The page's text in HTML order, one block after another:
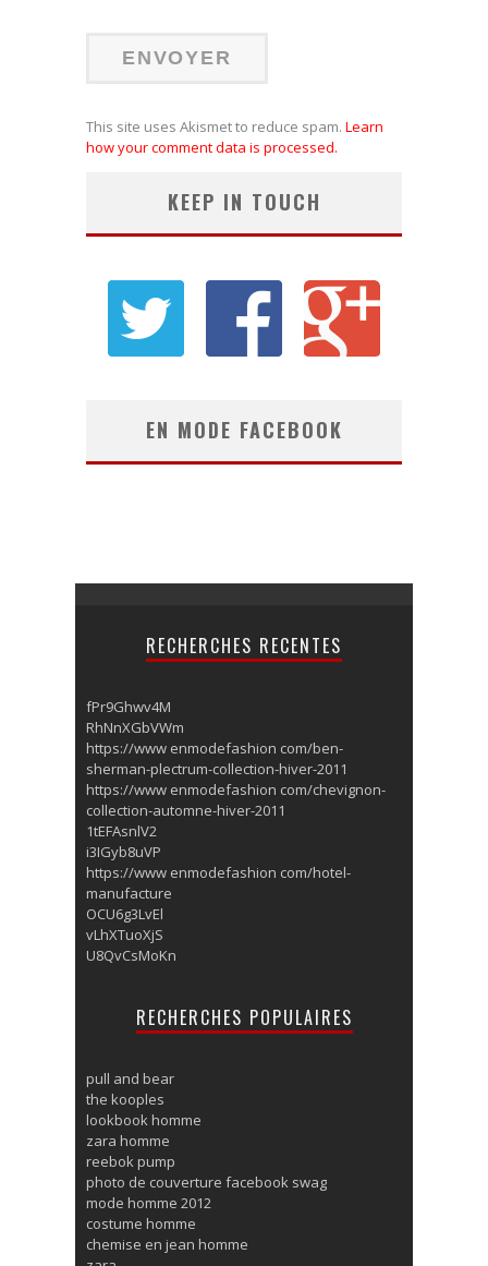
This site uses Akismet to reduce spam. Learn
how your comment data is processed.
KEEP IN TOUCH
EN MODE FACEBOOK
RECHERCHES RECENTES
fPr9Ghwv4M
RhNnXGbVWm
https://www enmodefashion com/ben-
sherman-plectrum-collection-hiver-2011
https://www enmodefashion com/chevignon-
collection-automne-hiver-2011
1tEFAsnlV2
i3IGyb8uVP
https://www enmodefashion com/hotel-
manufacture
OCU6g3LvEl
vLhXTuoXjS
U8QvCsMoKn
RECHERCHES POPULAIRES
pull and bear
the kooples
lookbook homme
zara homme
reebok pump
photo de couverture facebook swag
mode homme 2012
costume homme
chemise en jean homme